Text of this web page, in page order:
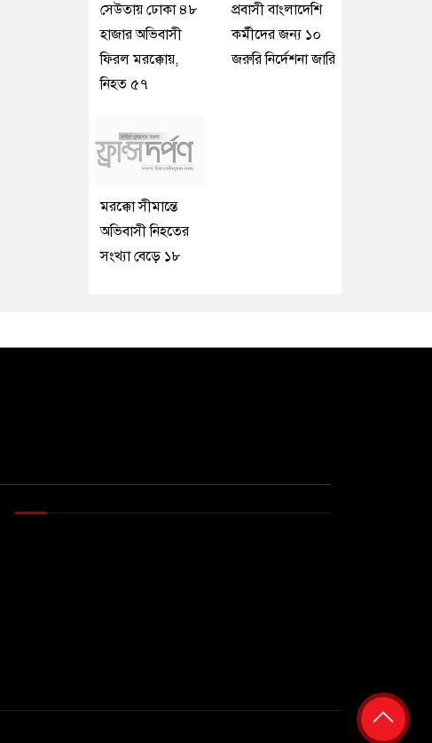
সেউতায় ঢোকা ৪৮
হাজার অভিবাসী
ফিরল মরক্কোয়,
নিহত ৫৭
প্রবাসী বাংলাদেশি
কর্মীদের জন্য ১০
জরুরি নির্দেশনা জারি
মরক্কো সীমান্তে
অভিবাসী নিহতের
সংখ্যা বেড়ে ১৮